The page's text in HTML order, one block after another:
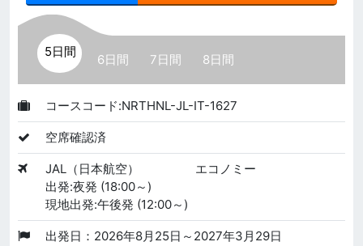
5日間
6日間 7日間 8日間
コースコード:NRTHNL-JL-IT-1627
空席確認済
JAL（日本航空）
エコノミー
出発:夜発 (18:00～)
現地出発:午後発 (12:00～)
出発日：2026年8月25日～2027年3月29日